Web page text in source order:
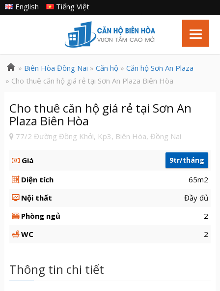
Tiếng Việt
English
» Biên Hòa Đồng Nai » Căn hộ» Căn hộ Sơn An Plaza
» Cho thuê căn hộ giá rẻ tại Sơn An Plaza Biên Hòa
Cho thuê căn hộ giá rẻ tại Sơn An
Plaza Biên Hòa
77/2 Đường Đồng Khởi, Kp3, Biên Hòa, Đồng Nai
Giá 9tr/tháng
Diện tích
65m2
Nội thất
Đầy đủ
Phòng ngủ
2
WC
2
Thông tin chi tiết